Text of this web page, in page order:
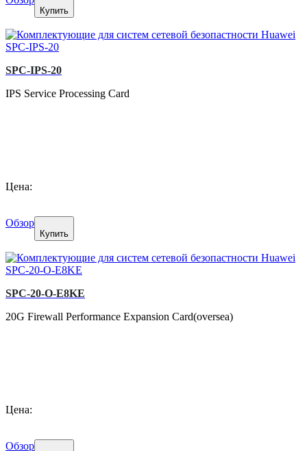
Купить
SPC-IPS-20
IPS Service Processing Card
Цена:
Обзор
Купить
SPC-20-O-E8KE
20G Firewall Performance Expansion Card(oversea)
Цена:
Обзор